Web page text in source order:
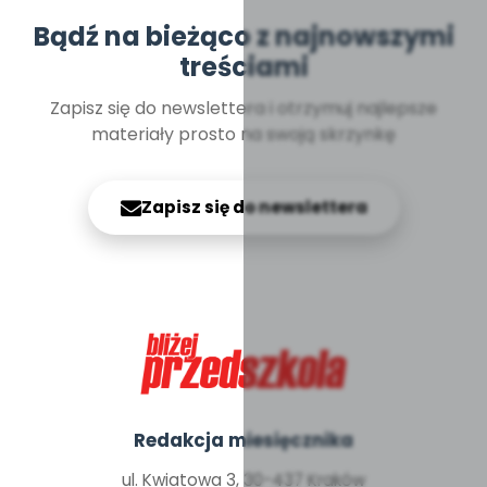
Bądź na bieżąco z najnowszymi
treściami
Zapisz się do newslettera i otrzymuj najlepsze
materiały prosto na swoją skrzynkę
Zapisz się do newslettera
Redakcja miesięcznika
ul. Kwiatowa 3, 30-437 Kraków